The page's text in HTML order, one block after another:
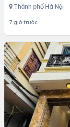
Thành phố Hà Nội
7 giờ trước